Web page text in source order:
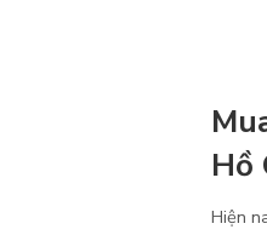
Hồ
Hiện